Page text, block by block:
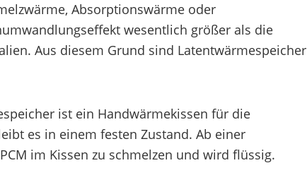
Absorptionswärme oder
wesentlich größer als die
Aus diesem Grund sind Latentwärmespeicher
ist ein Handwärmekissen für die
es in einem festen Zustand. Ab einer
im Kissen zu schmelzen und wird flüssig.